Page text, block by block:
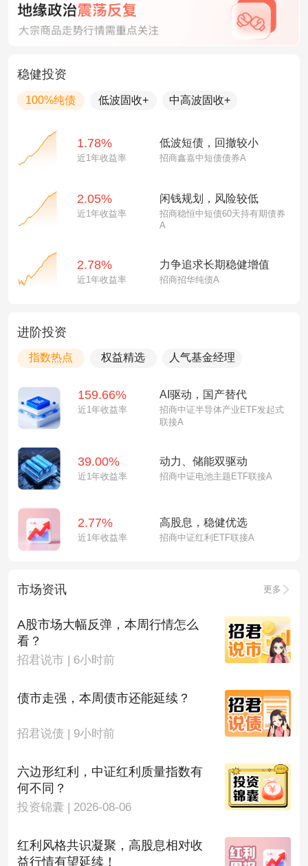
稳健投资
100%纯债 低波固收+ 中高波固收+
1.78%
近1年收益率
低波短债，回撤较小
招商鑫嘉中短债债券A
2.05%
近1年收益率
闲钱规划，风险较低
招商稳恒中短债60天持有期债券
A
2.78%
近1年收益率
力争追求长期稳健增值
招商招华纯债A
进阶投资
指数热点 权益精选 人气基金经理
159.66%
近1年收益率
AI驱动，国产替代
招商中证半导体产业ETF发起式
联接A
39.00%
近1年收益率
动力、储能双驱动
招商中证电池主题ETF联接A
2.77%
近1年收益率
高股息，稳健优选
招商中证红利ETF联接A
市场资讯 更多
A股市场大幅反弹，本周行情怎么
看？
招君说市 | 6小时前
债市走强，本周债市还能延续？
招君说债 | 9小时前
六边形红利，中证红利质量指数有
何不同？
投资锦囊 | 2026-08-06
红利风格共识凝聚，高股息相对收
益行情有望延续！